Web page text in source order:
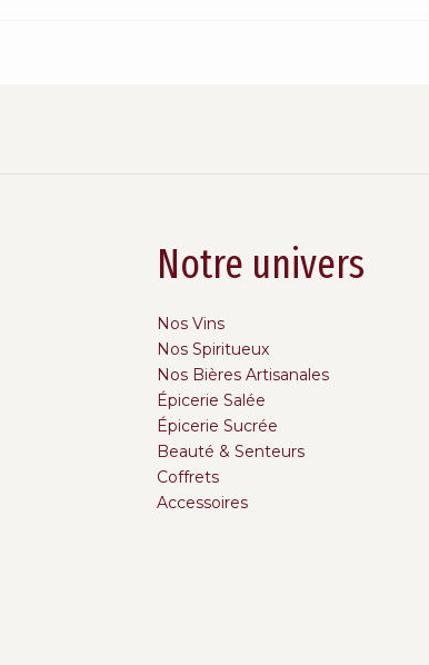
Notre univers
Nos Vins
Nos Spiritueux
Nos Bières Artisanales
Épicerie Salée
Épicerie Sucrée
Beauté & Senteurs
Coffrets
Accessoires